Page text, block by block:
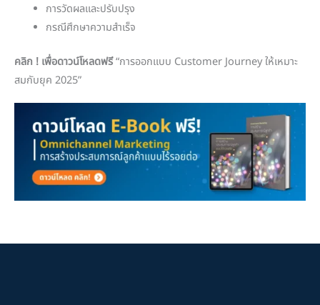
การวัดผลและปรับปรุง
กรณีศึกษาความสำเร็จ
คลิก ! เพื่อดาวน์โหลดฟรี“การออกแบบ Customer Journey ให้เหมาะ
สมกับยุค 2025”